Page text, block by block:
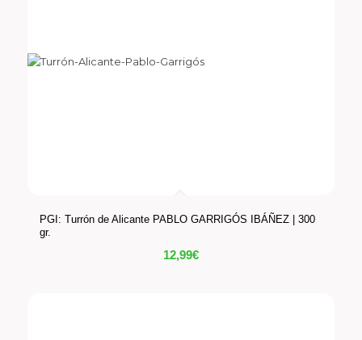
PGI: Turrón de Alicante PABLO GARRIGÓS IBÁÑEZ | 300
gr.
12,99€